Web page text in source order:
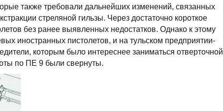
также требовали дальнейших изменений, связанных
стреляной гильзы. Через достаточно короткое
без ранее выявленных недостатков. Однако к этому
иностранных пистолетов, и на тульском предприятии-
которым было интереснее заниматься отверточной
по ПЕ 9 были свернуты.